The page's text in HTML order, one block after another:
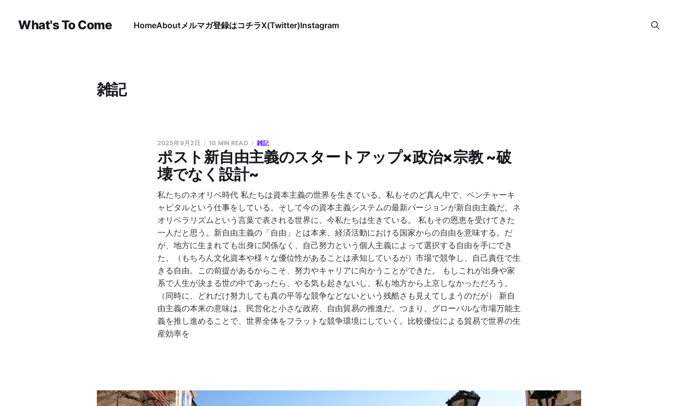
What's To Come HomeAboutメルマガ登録はコチラX(Twitter)Instagram
雑記
ポスト新自由主義のスタートアップ×政治×宗教 ~破
壊でなく設計~
2025年9月2日 10 MIN READ 雑記
私たちのネオリベ時代 私たちは資本主義の世界を生きている。私もそのど真ん中で、ベンチャーキ
ャピタルという仕事をしている。そして今の資本主義システムの最新バージョンが新自由主義だ。ネ
オリベラリズムという言葉で表される世界に、今私たちは生きている。 私もその恩恵を受けてきた
一人だと思う。新自由主義の「自由」とは本来、経済活動における国家からの自由を意味する。だ
が、地方に生まれても出身に関係なく、自己努力という個人主義によって選択する自由を手にでき
た。（もちろん文化資本や様々な優位性があることは承知しているが）市場で競争し、自己責任で生
きる自由。この前提があるからこそ、努力やキャリアに向かうことができた。 もしこれが出身や家
系で人生が決まる世の中であったら、やる気も起きないし、私も地方から上京しなかっただろう。
（同時に、どれだけ努力しても真の平等な競争などないという残酷さも見えてしまうのだが） 新自
由主義の本来の意味は、民営化と小さな政府、自由貿易の推進だ。つまり、グローバルな市場万能主
義を推し進めることで、世界全体をフラットな競争環境にしていく。比較優位による貿易で世界の生
産効率を